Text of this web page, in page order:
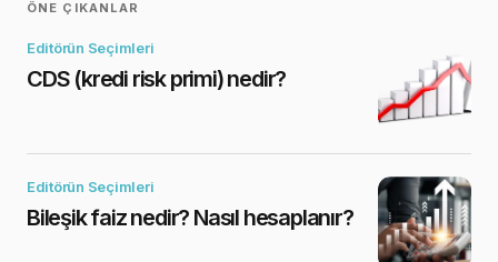
ÖNE ÇIKANLAR
Editörün Seçimleri
CDS (kredi risk primi) nedir?
Editörün Seçimleri
Bileşik faiz nedir? Nasıl hesaplanır?